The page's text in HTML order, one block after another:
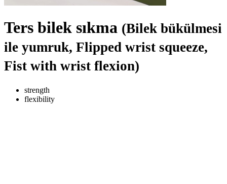
Ters bilek sıkma (Bilek bükülmesi
ile yumruk, Flipped wrist squeeze,
Fist with wrist flexion)
strength
flexibility